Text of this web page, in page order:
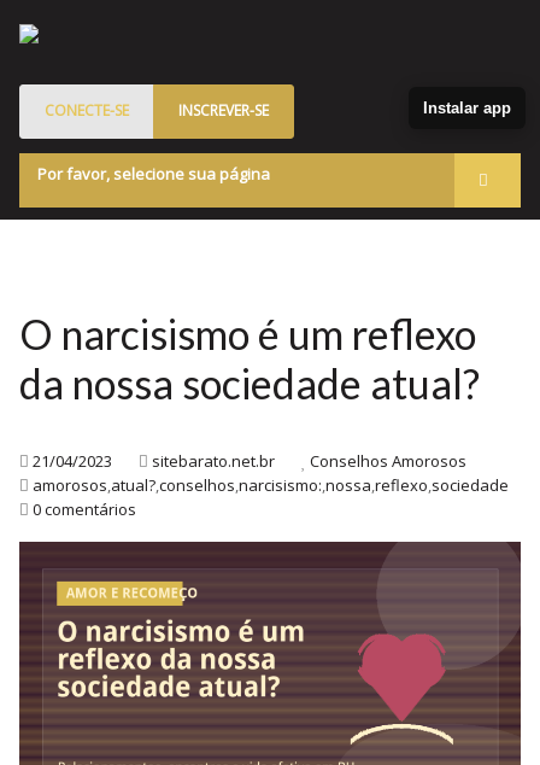
CONECTE-SE INSCREVER-SE
Por favor, selecione sua página
Programa de Patrocinados
Marketplace
O narcisismo é um reflexo
da nossa sociedade atual?
21/04/2023 sitebarato.net.br
Conselhos Amorosos
amorosos,atual?,conselhos,narcisismo:,nossa,reflexo,sociedade
0 comentários
Instalar app